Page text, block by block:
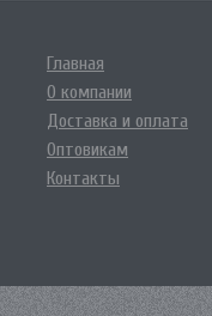
Главная
О компании
Доставка и оплата
Оптовикам
Контакты